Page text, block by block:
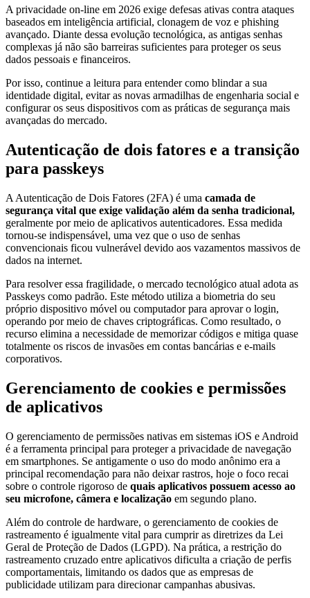
A privacidade on-line em 2026 exige defesas ativas contra ataques
baseados em inteligência artificial, clonagem de voz e phishing
avançado. Diante dessa evolução tecnológica, as antigas senhas
complexas já não são barreiras suficientes para proteger os seus
dados pessoais e financeiros.
Por isso, continue a leitura para entender como blindar a sua
identidade digital, evitar as novas armadilhas de engenharia social e
configurar os seus dispositivos com as práticas de segurança mais
avançadas do mercado.
Autenticação de dois fatores e a transição
para passkeys
A Autenticação de Dois Fatores (2FA) é uma camada de
segurança vital que exige validação além da senha tradicional,
geralmente por meio de aplicativos autenticadores. Essa medida
tornou-se indispensável, uma vez que o uso de senhas
convencionais ficou vulnerável devido aos vazamentos massivos de
dados na internet.
Para resolver essa fragilidade, o mercado tecnológico atual adota as
Passkeys como padrão. Este método utiliza a biometria do seu
próprio dispositivo móvel ou computador para aprovar o login,
operando por meio de chaves criptográficas. Como resultado, o
recurso elimina a necessidade de memorizar códigos e mitiga quase
totalmente os riscos de invasões em contas bancárias e e-mails
corporativos.
Gerenciamento de cookies e permissões
de aplicativos
O gerenciamento de permissões nativas em sistemas iOS e Android
é a ferramenta principal para proteger a privacidade de navegação
em smartphones. Se antigamente o uso do modo anônimo era a
principal recomendação para não deixar rastros, hoje o foco recai
sobre o controle rigoroso de quais aplicativos possuem acesso ao
seu microfone, câmera e localização em segundo plano.
Além do controle de hardware, o gerenciamento de cookies de
rastreamento é igualmente vital para cumprir as diretrizes da Lei
Geral de Proteção de Dados (LGPD). Na prática, a restrição do
rastreamento cruzado entre aplicativos dificulta a criação de perfis
comportamentais, limitando os dados que as empresas de
publicidade utilizam para direcionar campanhas abusivas.